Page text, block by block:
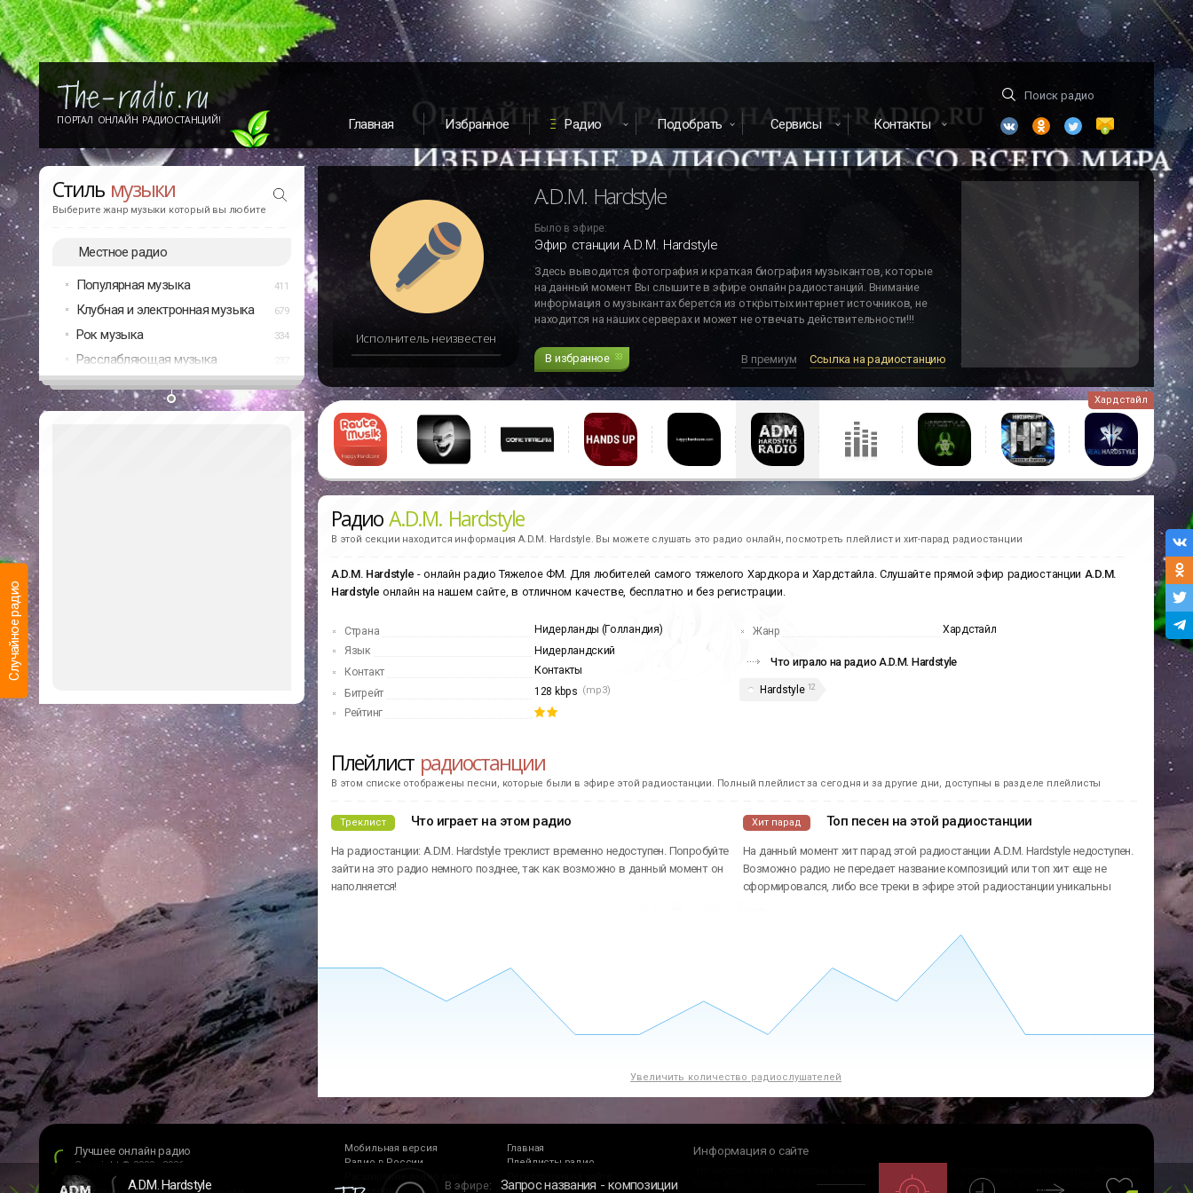
Случайное радио
ПОРТАЛ ОНЛАЙН РАДИОСТАНЦИЙ! Главная Избранное Радио Подобрать Сервисы Контакты
Стиль музыки
Выберите жанр музыки который вы любите
Местное радио
Популярная музыка 411
Клубная и электронная музыка 679
Рок музыка 334
Расслабляющая музыка
Исполнитель неизвестен
A.D.M. Hardstyle
Было в эфире:
Эфир станции A.D.M. Hardstyle
Здесь выводится фотография и краткая биография музыкантов, которые
на данный момент Вы слышите в эфире онлайн радиостанций. Внимание
информация о музыкантах берется из открытых интернет источников, не
находится на наших серверах и может не отвечать действительности!!!
В избранное 33 В премиум Ссылка на радиостанцию
Хардстайл
РадиоA.D.M. Hardstyle
В этой секции находится информация A.D.M. Hardstyle. Вы можете слушать это радио онлайн, посмотреть плейлист и хит-парад радиостанции
A.D.M. Hardstyle - онлайн радио Тяжелое ФМ. Для любителей самого тяжелого Хардкора и Хардстайла. Слушайте прямой эфир радиостанции A.D.M.
Hardstyleонлайн на нашем сайте, в отличном качестве, бесплатно и без регистрации.
Страна
Нидерланды (Голландия)
Язык
Нидерландский
Контакт
Контакты
Битрейт
128 kbps (mp3)
Рейтинг
Жанр Хардстайл
Что играло на радио A.D.M. Hardstyle
Hardstyle 12
Плейлист радиостанции
В этом списке отображены песни, которые были в эфире этой радиостанции. Полный плейлист за сегодня и за другие дни, доступны в разделе плейлисты
Треклист Что играет на этом радио
На радиостанции: A.D.M. Hardstyle треклист временно недоступен. Попробуйте
зайти на это радио немного позднее, так как возможно в данный момент он
наполняется!
Хит парад Топ песен на этой радиостанции
На данный момент хит парад этой радиостанции A.D.M. Hardstyle недоступен.
Возможно радио не передает название композиций или топ хит еще не
сформировался, либо все треки в эфире этой радиостанции уникальны
Увеличить количество радиослушателей
Лучшее онлайн радио
Copyright © 2009 - 2026
Мобильная версия
Главная
Радио в России
Плейлисты радио
Информация о сайте
любое интернет радио доступно без регистрации и большая часть этих радио транслируется в HD
A.D.M. Hardstyle В эфире: Запрос названия композиции